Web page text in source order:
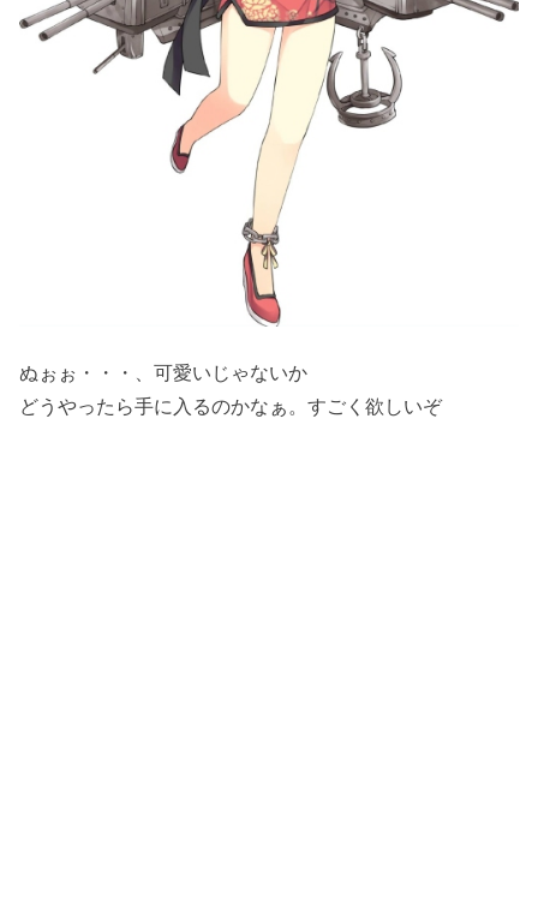
ぬぉぉ・・・、可愛いじゃないか
どうやったら手に入るのかなぁ。すごく欲しいぞ